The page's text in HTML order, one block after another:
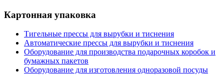
Картонная упаковка
Тигельные прессы для вырубки и тиснения
Автоматические прессы для вырубки и тиснения
Оборудование для производства подарочных коробок и
бумажных пакетов
Оборудование для изготовления одноразовой посуды